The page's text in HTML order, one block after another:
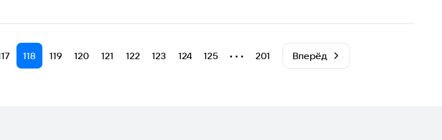
118 119 120 121 122 123 124 125 ⋯ 201 Вперёд